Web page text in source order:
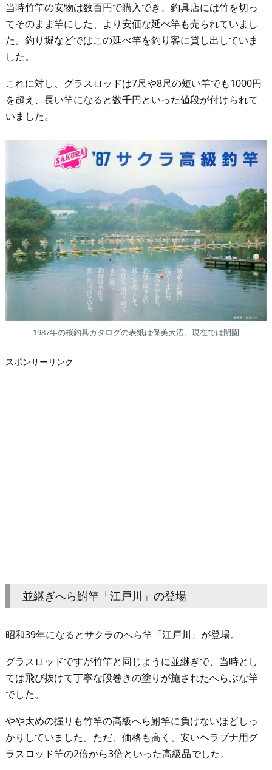
当時竹竿の安物は数百円で購入でき、釣具店には竹を切っ
てそのまま竿にした、より安価な延べ竿も売られていまし
た。釣り堀などではこの延べ竿を釣り客に貸し出していま
した。
これに対し、グラスロッドは7尺や8尺の短い竿でも1000円
を超え、長い竿になると数千円といった値段が付けられて
いました。
1987年の桜釣具カタログの表紙は保美大沼。現在では閉園
スポンサーリンク
並継ぎへら鮒竿「江戸川」の登場
昭和39年になるとサクラのへら竿「江戸川」が登場。
グラスロッドですが竹竿と同じように並継ぎで、当時とし
ては飛び抜けて丁寧な段巻きの塗りが施されたへらぶな竿
でした。
やや太めの握りも竹竿の高級へら鮒竿に負けないほどしっ
かりしていました。ただ、価格も高く、安いヘラブナ用グ
ラスロッド竿の2倍から3倍といった高級品でした。